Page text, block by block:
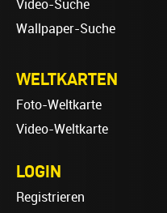
Video-Suche
Wallpaper-Suche
WELTKARTEN
Foto-Weltkarte
Video-Weltkarte
LOGIN
Registrieren